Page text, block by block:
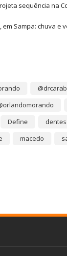
sequência na
Sampa: chuva e
Define
dentes
macedo